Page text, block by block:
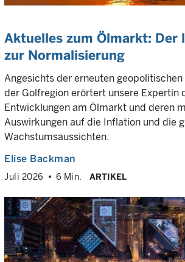
Aktuelles zum Ölmarkt: Der
zur Normalisierung
Angesichts der erneuten geopolitischen
der Golfregion erörtert unsere Expertin
Entwicklungen am Ölmarkt und deren
Auswirkungen auf die Inflation und die
Wachstumsaussichten.
Elise Backman
Juli 2026 6 Min. ARTIKEL